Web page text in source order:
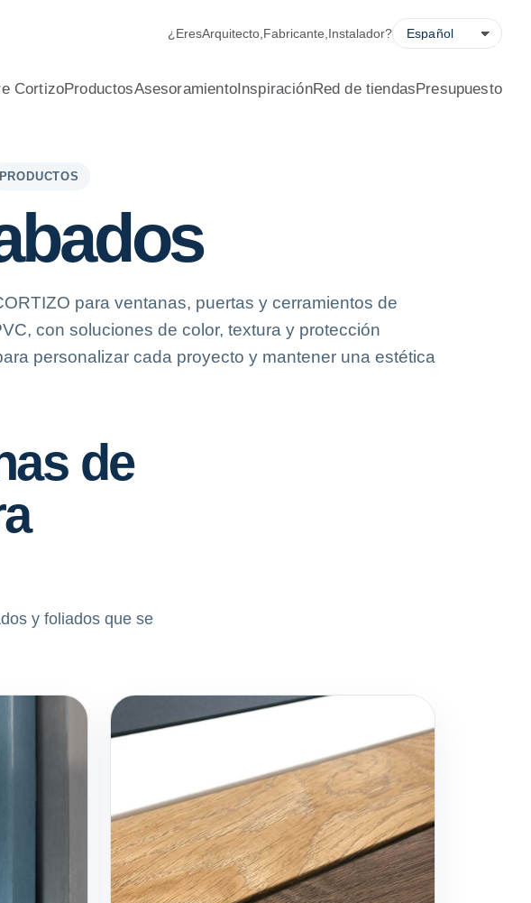
profesional, calculadora de ahorro energético, solicitud de presupuesto y
¿EresArquitecto Fabricante Instalador?
CortizoProductosAsesoramientoInspiraciónRed de tiendasPresupuesto
PRODUCTOS
para ventanas, puertas y cerramientos de
con soluciones de color, textura y protección
personalizar cada proyecto y mantener una estética
de
y foliados que se